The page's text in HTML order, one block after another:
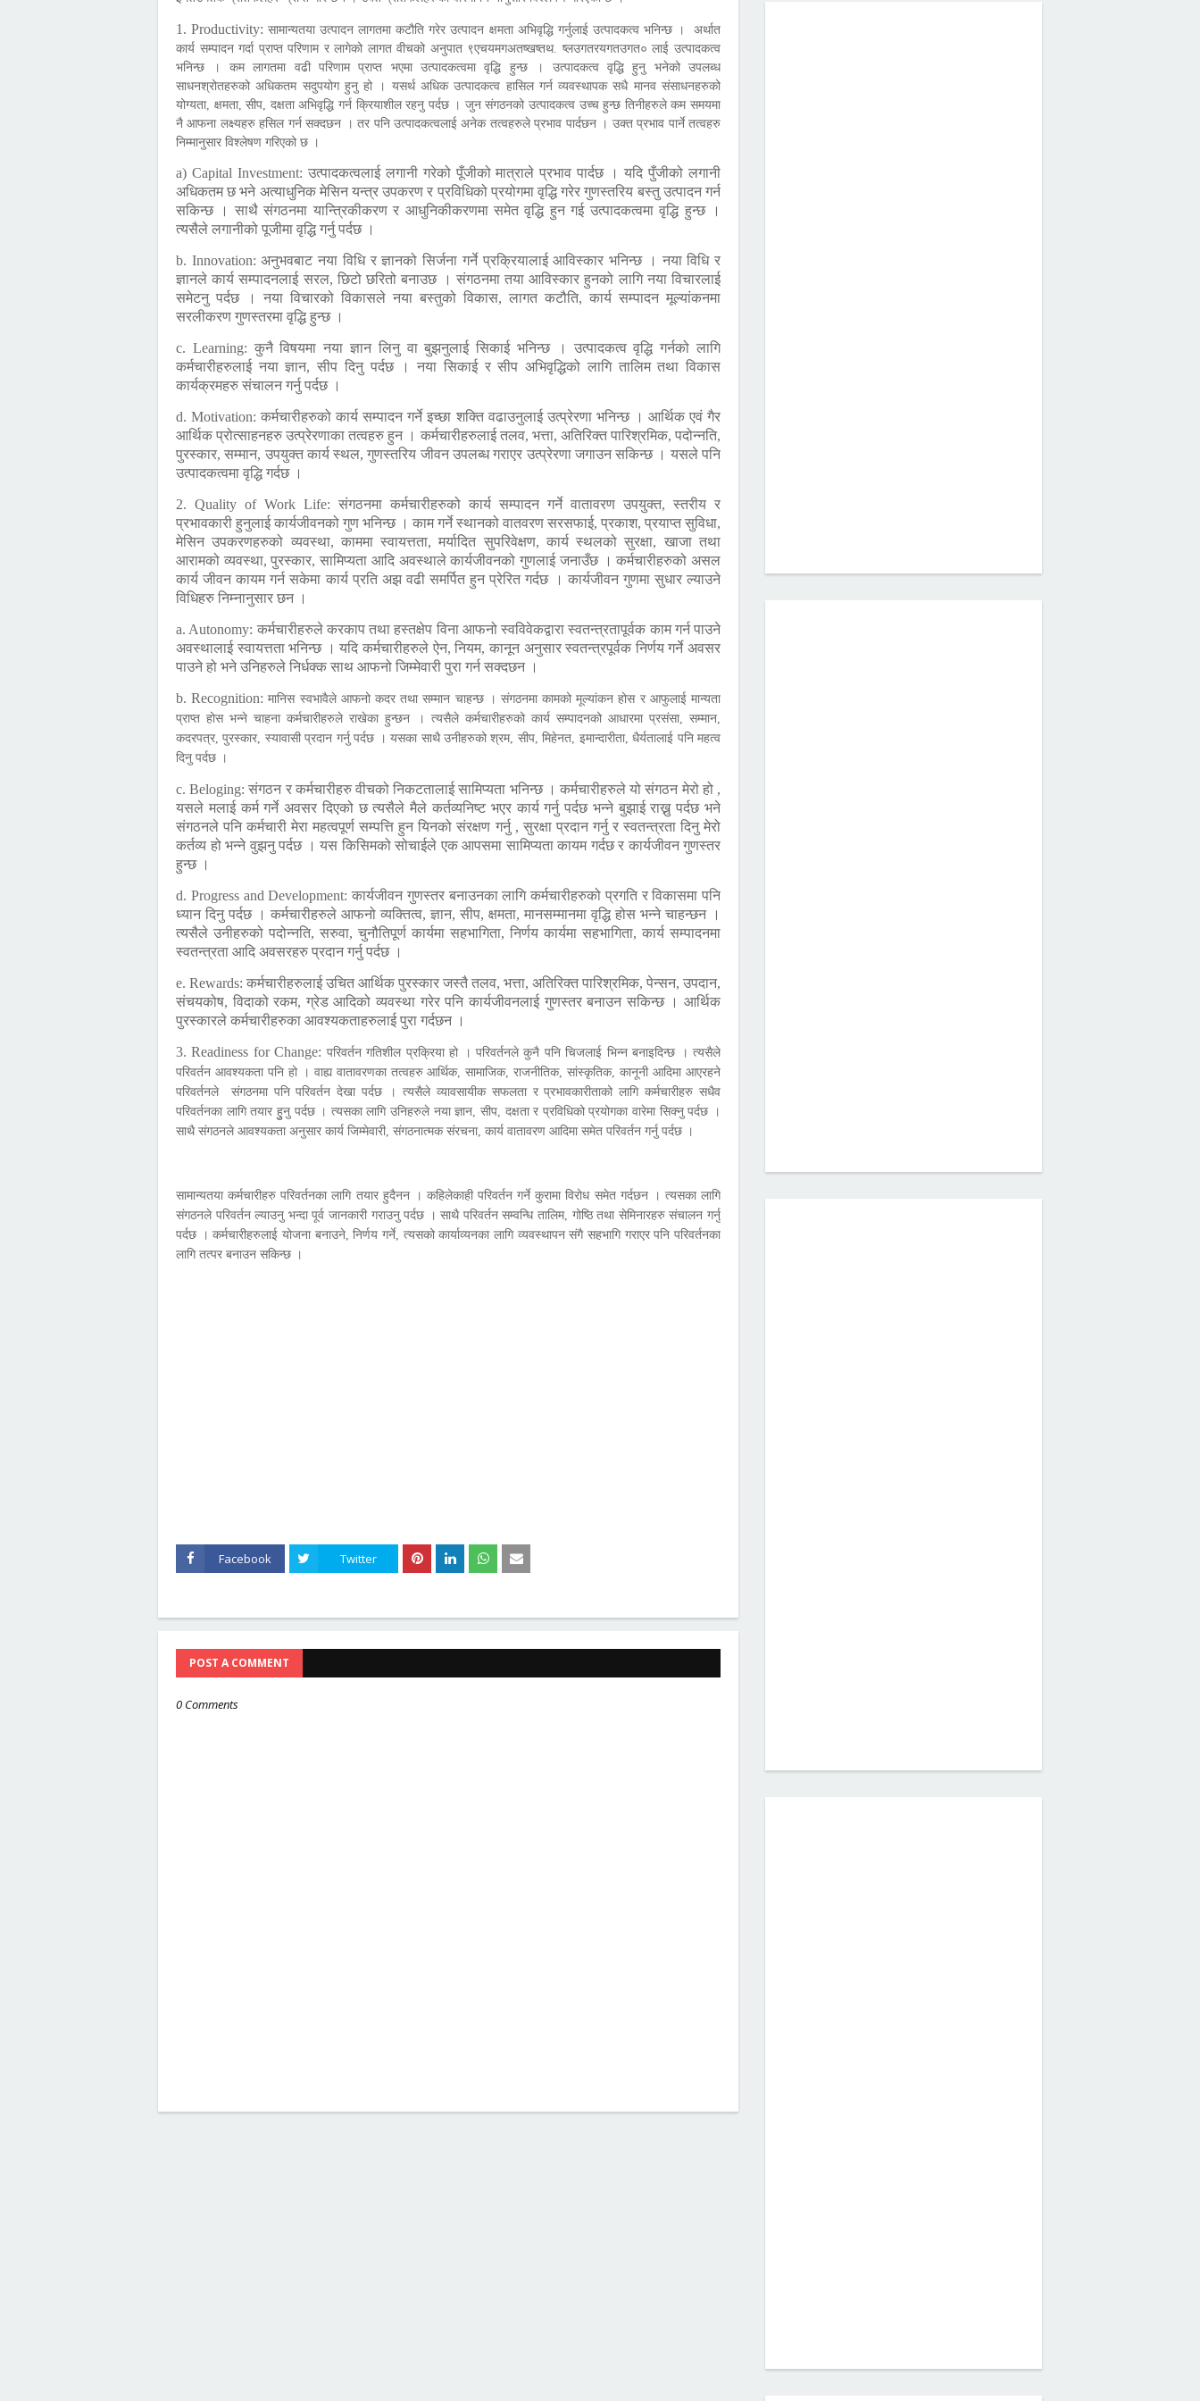
1. Productivity:सामान्यतया उत्पादन लागतमा कटौति गरेर उत्पादन क्षमता अभिवृद्धि गर्नुलाई उत्पादकत्व भनिन्छ । अर्थात
कार्य सम्पादन गर्दा प्राप्त परिणाम र लागेको लागत वीचको अनुपात ९एचयमगअतष्खष्तथ. ष्लउगतरयगतउगत० लाई उत्पादकत्व
भनिन्छ । कम लागतमा वढी परिणाम प्राप्त भएमा उत्पादकत्वमा वृद्धि हुन्छ । उत्पादकत्व वृद्धि हुनु भनेको उपलब्ध
साधनश्रोतहरुको अधिकतम सदुपयोग हुनु हो । यसर्थ अधिक उत्पादकत्व हासिल गर्न व्यवस्थापक सधै मानव संसाधनहरुको
योग्यता, क्षमता, सीप, दक्षता अभिवृद्धि गर्न क्रियाशील रहनु पर्दछ । जुन संगठनको उत्पादकत्व उच्च हुन्छ तिनीहरुले कम समयमा
नै आफना लक्ष्यहरु हसिल गर्न सक्दछन । तर पनि उत्पादकत्वलाई अनेक तत्वहरुले प्रभाव पार्दछन । उक्त प्रभाव पार्ने तत्वहरु
निम्मानुसार विश्लेषण गरिएको छ ।
a) Capital Investment: उत्पादकत्वलाई लगानी गरेको पूँजीको मात्राले प्रभाव पार्दछ । यदि पुँजीको लगानी
अधिकतम छ भने अत्याधुनिक मेसिन यन्त्र उपकरण र प्रविधिको प्रयोगमा वृद्धि गरेर गुणस्तरिय बस्तु उत्पादन गर्न
सकिन्छ । साथै संगठनमा यान्त्रिकीकरण र आधुनिकीकरणमा समेत वृद्धि हुन गई उत्पादकत्वमा वृद्धि हुन्छ ।
त्यसैले लगानीको पूजीमा वृद्धि गर्नु पर्दछ ।
b. Innovation:अनुभवबाट नया विधि र ज्ञानको सिर्जना गर्ने प्रक्रियालाई आविस्कार भनिन्छ । नया विधि र
ज्ञानले कार्य सम्पादनलाई सरल, छिटो छरितो बनाउछ । संगठनमा तया आविस्कार हुनको लागि नया विचारलाई
समेटनु पर्दछ । नया विचारको विकासले नया बस्तुको विकास, लागत कटौति, कार्य सम्पादन मूल्यांकनमा
सरलीकरण गुणस्तरमा वृद्धि हुन्छ ।
c. Learning: कुनै विषयमा नया ज्ञान लिनु वा बुझनुलाई सिकाई भनिन्छ । उत्पादकत्व वृद्धि गर्नको लागि
कर्मचारीहरुलाई नया ज्ञान, सीप दिनु पर्दछ । नया सिकाई र सीप अभिवृद्धिको लागि तालिम तथा विकास
कार्यक्रमहरु संचालन गर्नु पर्दछ ।
d. Motivation:कर्मचारीहरुको कार्य सम्पादन गर्ने इच्छा शक्ति वढाउनुलाई उत्प्रेरणा भनिन्छ । आर्थिक एवं गैर
आर्थिक प्रोत्साहनहरु उत्प्रेरणाका तत्वहरु हुन । कर्मचारीहरुलाई तलव, भत्ता, अतिरिक्त पारिश्रमिक, पदोन्नति,
पुरस्कार, सम्मान, उपयुक्त कार्य स्थल, गुणस्तरिय जीवन उपलब्ध गराएर उत्प्रेरणा जगाउन सकिन्छ । यसले पनि
उत्पादकत्वमा वृद्धि गर्दछ ।
2. Quality of Work Life: संगठनमा कर्मचारीहरुको कार्य सम्पादन गर्ने वातावरण उपयुक्त, स्तरीय र
प्रभावकारी हुनुलाई कार्यजीवनको गुण भनिन्छ । काम गर्ने स्थानको वातवरण सरसफाई, प्रकाश, प्रयाप्त सुविधा,
मेसिन उपकरणहरुको व्यवस्था, काममा स्वायत्तता, मर्यादित सुपरिवेक्षण, कार्य स्थलको सुरक्षा, खाजा तथा
आरामको व्यवस्था, पुरस्कार, सामिप्यता आदि अवस्थाले कार्यजीवनको गुणलाई जनाउँछ । कर्मचारीहरुको असल
कार्य जीवन कायम गर्न सकेमा कार्य प्रति अझ वढी समर्पित हुन प्रेरित गर्दछ । कार्यजीवन गुणमा सुधार ल्याउने
विधिहरु निम्नानुसार छन ।
a. Autonomy: कर्मचारीहरुले करकाप तथा हस्तक्षेप विना आफनो स्वविवेकद्वारा स्वतन्त्रतापूर्वक काम गर्न पाउने
अवस्थालाई स्वायत्तता भनिन्छ । यदि कर्मचारीहरुले ऐन, नियम, कानून अनुसार स्वतन्त्रपूर्वक निर्णय गर्ने अवसर
पाउने हो भने उनिहरुले निर्धक्क साथ आफनो जिम्मेवारी पुरा गर्न सक्दछन ।
b. Recognition: मानिस स्वभावैले आफनो कदर तथा सम्मान चाहन्छ । संगठनमा कामको मूल्यांकन होस र आफुलाई मान्यता
प्राप्त होस भन्ने चाहना कर्मचारीहरुले राखेका हुन्छन । त्यसैले कर्मचारीहरुको कार्य सम्पादनको आधारमा प्रसंसा, सम्मान,
कदरपत्र, पुरस्कार, स्यावासी प्रदान गर्नु पर्दछ । यसका साथै उनीहरुको श्रम, सीप, मिहेनत, इमान्दारीता, धैर्यतालाई पनि महत्व
दिनु पर्दछ ।
c. Beloging:संगठन र कर्मचारीहरु वीचको निकटतालाई सामिप्यता भनिन्छ । कर्मचारीहरुले यो संगठन मेरो हो ,
यसले मलाई कर्म गर्ने अवसर दिएको छ त्यसैले मैले कर्तव्यनिष्ट भएर कार्य गर्नु पर्दछ भन्ने बुझाई राख्नु पर्दछ भने
संगठनले पनि कर्मचारी मेरा महत्वपूर्ण सम्पत्ति हुन यिनको संरक्षण गर्नु , सुरक्षा प्रदान गर्नु र स्वतन्त्रता दिनु मेरो
कर्तव्य हो भन्ने वुझनु पर्दछ । यस किसिमको सोचाईले एक आपसमा सामिप्यता कायम गर्दछ र कार्यजीवन गुणस्तर
हुन्छ ।
d. Progress and Development: कार्यजीवन गुणस्तर बनाउनका लागि कर्मचारीहरुको प्रगति र विकासमा पनि
ध्यान दिनु पर्दछ । कर्मचारीहरुले आफनो व्यक्तित्व, ज्ञान, सीप, क्षमता, मानसम्मानमा वृद्धि होस भन्ने चाहन्छन ।
त्यसैले उनीहरुको पदोन्नति, सरुवा, चुनौतिपूर्ण कार्यमा सहभागिता, निर्णय कार्यमा सहभागिता, कार्य सम्पादनमा
स्वतन्त्रता आदि अवसरहरु प्रदान गर्नु पर्दछ ।
e. Rewards: कर्मचारीहरुलाई उचित आर्थिक पुरस्कार जस्तै तलव, भत्ता, अतिरिक्त पारिश्रमिक, पेन्सन, उपदान,
संचयकोष, विदाको रकम, ग्रेड आदिको व्यवस्था गरेर पनि कार्यजीवनलाई गुणस्तर बनाउन सकिन्छ । आर्थिक
पुरस्कारले कर्मचारीहरुका आवश्यकताहरुलाई पुरा गर्दछन ।
3. Readiness for Change: परिवर्तन गतिशील प्रक्रिया हो । परिवर्तनले कुनै पनि चिजलाई भिन्न बनाइदिन्छ । त्यसैले
परिवर्तन आवश्यकता पनि हो । वाह्य वातावरणका तत्वहरु आर्थिक, सामाजिक, राजनीतिक, सांस्कृतिक, कानूनी आदिमा आएरहने
परिवर्तनले संगठनमा पनि परिवर्तन देखा पर्दछ । त्यसैले व्यावसायीक सफलता र प्रभावकारीताको लागि कर्मचारीहरु सधैव
परिवर्तनका लागि तयार हुुनु पर्दछ । त्यसका लागि उनिहरुले नया ज्ञान, सीप, दक्षता र प्रविधिको प्रयोगका वारेमा सिक्नु पर्दछ ।
साथै संगठनले आवश्यकता अनुसार कार्य जिम्मेवारी, संगठनात्मक संरचना, कार्य वातावरण आदिमा समेत परिवर्तन गर्नु पर्दछ ।
सामान्यतया कर्मचारीहरु परिवर्तनका लागि तयार हुदैनन । कहिलेकाही परिवर्तन गर्ने कुरामा विरोध समेत गर्दछन । त्यसका लागि
संगठनले परिवर्तन ल्याउनु भन्दा पूर्व जानकारी गराउनु पर्दछ । साथै परिवर्तन सम्वन्धि तालिम, गोष्ठि तथा सेमिनारहरु संचालन गर्नु
पर्दछ । कर्मचारीहरुलाई योजना बनाउने, निर्णय गर्ने, त्यसको कार्याव्यनका लागि व्यवस्थापन संगै सहभागि गराएर पनि परिवर्तनका
लागि तत्पर बनाउन सकिन्छ ।
Facebook Twitter
POST A COMMENT
0 Comments